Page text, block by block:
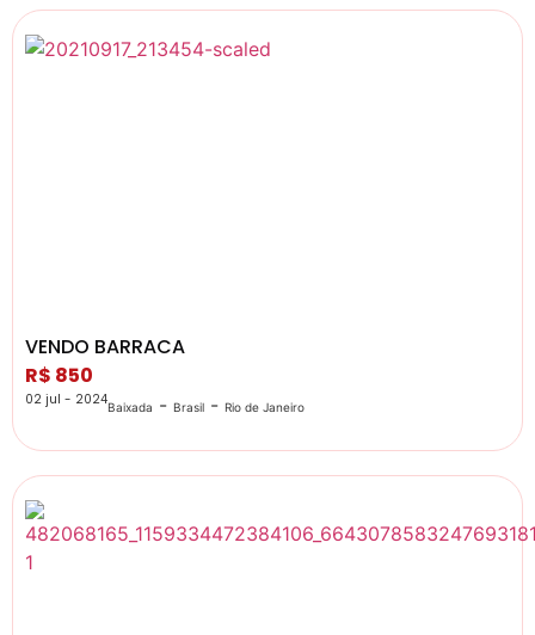
VENDO BARRACA
R$ 850
02 jul - 2024Baixada - Brasil - Rio de Janeiro